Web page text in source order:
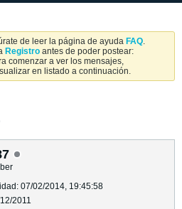
de leer la página de ayuda FAQ.
Registro antes de poder postear:
comenzar a ver los mensajes,
en listado a continuación.
07/02/2014, 19:45:58
2011